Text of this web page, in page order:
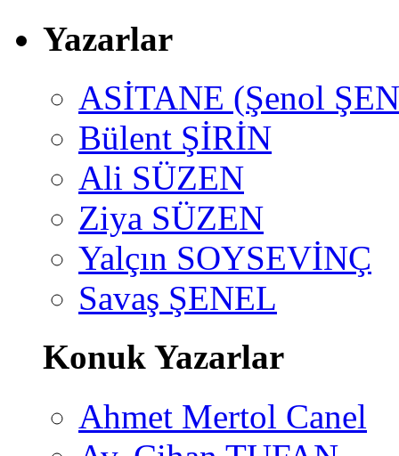
Yazarlar
ASİTANE (Şenol
Bülent ŞİRİN
Ali SÜZEN
Ziya SÜZEN
Yalçın SOYSEVİNÇ
Savaş ŞENEL
Konuk Yazarlar
Ahmet Mertol Canel